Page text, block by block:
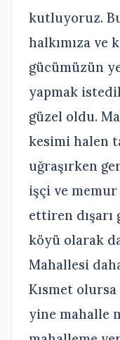
kutluyoruz.
halkımıza ve
gücümüzün
yapmak
güzel oldu.
kesimi halen
uğraşırken
işçi ve
ettiren dışarı
köyü olarak
Mahallesi
Kısmet
yine mahalle